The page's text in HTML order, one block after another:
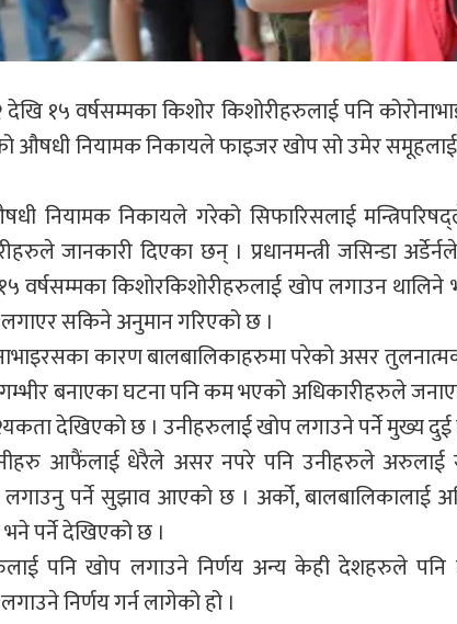
देखि १५ वर्षसम्मका किशोर किशोरीहरुलाई पनि
औषधी नियामक निकायले फाइजर खोप सो उमेर
नियामक निकायले गरेको सिफारिसलाई
जानकारी दिएका छन् । प्रधानमन्त्री जसिन्डा अर्डेर्नले
वर्षसम्मका किशोरकिशोरीहरुलाई खोप लगाउन
सकिने अनुमान गरिएको छ ।
कारण बालबालिकाहरुमा परेको असर
बनाएका घटना पनि कम भएको अधिकारीहरुले
देखिएको छ । उनीहरुलाई खोप लगाउने पर्ने मुख्य दुई
आफैंलाई धेरैले असर नपरे पनि उनीहरुले अरुलाई
पर्ने सुझाव आएको छ । अर्को, बालबालिकालाई
पर्ने देखिएको छ ।
पनि खोप लगाउने निर्णय अन्य केही देशहरुले
निर्णय गर्न लागेको हो ।